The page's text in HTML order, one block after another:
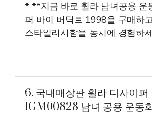
* **지금 바로 휠라 남녀공용 운
퍼 바이 버딕트 1998을 구매하
스타일리시함을 동시에 경험하
6. 국내매장판 휠라 디사이퍼
1GM00828 남녀 공용 운동